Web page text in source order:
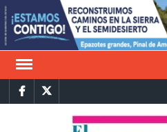
Saltar
al
contenido
FacebookTwitter